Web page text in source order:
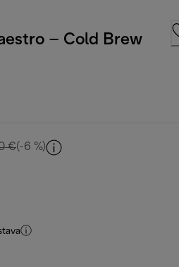
– Cold Brew
€izvorna cijena 1.599,90 €
(-6 %)